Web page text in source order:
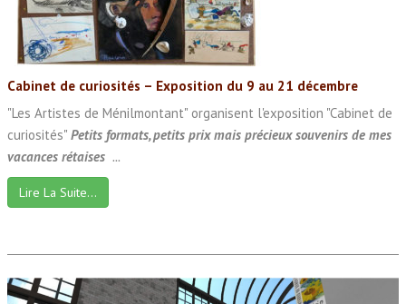
Cabinet de curiosités – Exposition du 9 au 21 décembre
"Les Artistes de Ménilmontant" organisent l'exposition "Cabinet de
curiosités" Petits formats, petits prix mais précieux souvenirs de mes
vacances rétaises ...
Lire La Suite…